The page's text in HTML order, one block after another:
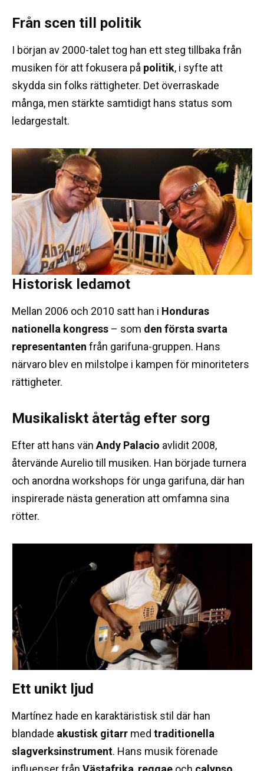
Från scen till politik
I början av 2000-talet tog han ett steg tillbaka från
musiken för att fokusera på politik, i syfte att
skydda sin folks rättigheter. Det överraskade
många, men stärkte samtidigt hans status som
ledargestalt.
Historisk ledamot
Mellan 2006 och 2010 satt han i Honduras
nationella kongress – som den första svarta
representanten från garifuna-gruppen. Hans
närvaro blev en milstolpe i kampen för minoriteters
rättigheter.
Musikaliskt återtåg efter sorg
Efter att hans vän Andy Palacio avlidit 2008,
återvände Aurelio till musiken. Han började turnera
och anordna workshops för unga garifuna, där han
inspirerade nästa generation att omfamna sina
rötter.
Ett unikt ljud
Martínez hade en karaktäristisk stil där han
blandade akustisk gitarr med traditionella
slagverksinstrument. Hans musik förenade